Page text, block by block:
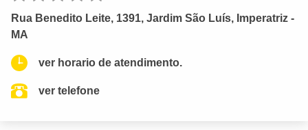
Rua Benedito Leite, 1391, Jardim São Luís, Imperatriz -
MA
ver horario de atendimento.
ver telefone